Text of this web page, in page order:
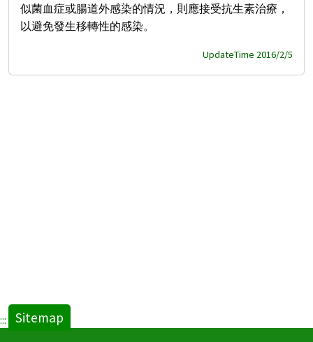
似菌血症或腸道外感染的情況，則應接受抗生素治療，
以避免發生移轉性的感染。
UpdateTime 2016/2/5
::: Sitemap